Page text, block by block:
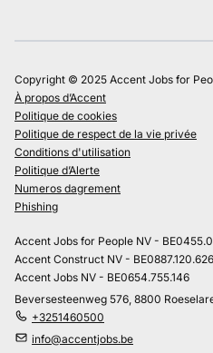
Copyright © 2025 Accent Jobs for
À propos d’Accent
Politique de cookies
Politique de respect de la vie privée
Conditions d'utilisation
Politique d’Alerte
Numeros dagrement
Phishing
Accent Jobs for People NV -
Accent Construct NV - BE0887.120.626
Accent Jobs NV - BE0654.755.146
Beversesteenweg 576, 8800
+3251460500
info@accentjobs.be